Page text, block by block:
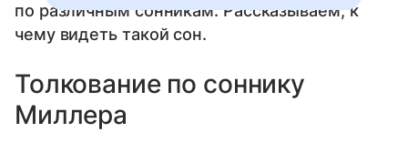
по различным сонникам. Рассказываем, к
чему видеть такой сон.
Толкование по соннику
Миллера